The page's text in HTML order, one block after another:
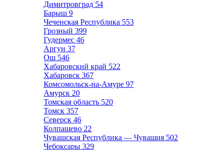
Димитровград 54
Барыш 9
Чеченская Республика 553
Грозный 399
Гудермес 46
Аргун 37
Ош 546
Хабаровский край 522
Хабаровск 367
Комсомольск-на-Амуре 97
Амурск 20
Томская область 520
Томск 357
Северск 46
Колпашево 22
Чувашская Республика — Чувашия 502
Чебоксары 329